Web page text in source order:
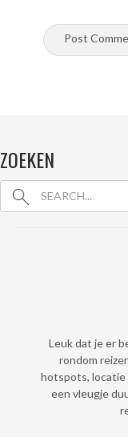
ZOEKEN
Leuk dat je er
rondom
hotspots, locatie
een vleugje